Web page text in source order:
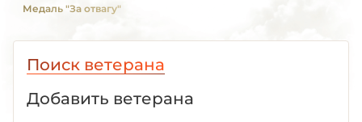
Медаль "За отвагу"
Поиск ветерана
Добавить ветерана